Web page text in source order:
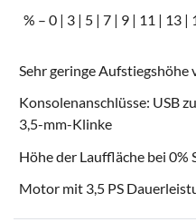
% – 0 | 3 | 5 | 7 | 9 | 11 | 13 |
Sehr geringe Aufstiegshöhe
Konsolenanschlüsse: USB
3,5-mm-Klinke
Höhe der Lauffläche bei 0%
Motor mit 3,5 PS